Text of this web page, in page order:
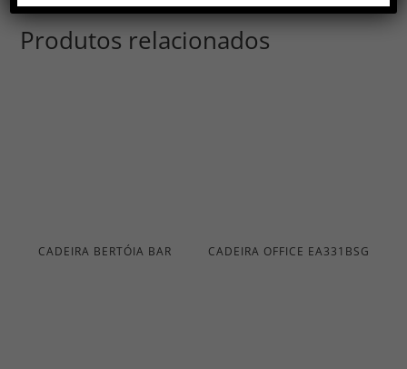
Produtos relacionados
CADEIRA BERTÓIA BAR CADEIRA OFFICE EA331BSG